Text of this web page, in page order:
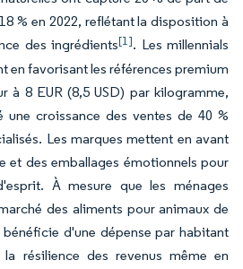
% en 2022, reflétant la disposition à
des ingrédients[1]. Les millennials
en favorisant les références premium
à 8 EUR (8,5 USD) par kilogramme,
une croissance des ventes de 40 %
Les marques mettent en avant
et des emballages émotionnels pour
À mesure que les ménages
des aliments pour animaux de
d'une dépense par habitant
résilience des revenus même en